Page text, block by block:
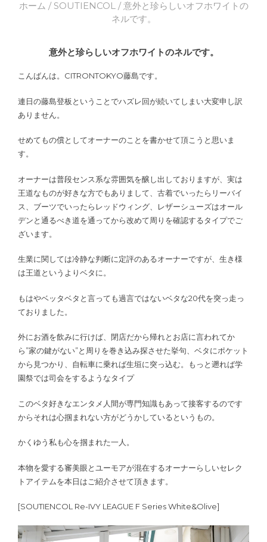
ホーム / SOUTIENCOL/ 意外と珍らしいオフホワイトの
ネルです。
意外と珍らしいオフホワイトのネルです。
こんばんは。CITRONTOKYO藤島です。
連日の藤島登板ということでハズレ回が続いてしまい大変申し訳
ありません。
せめてもの償としてオーナーのことを書かせて頂こうと思いま
す。
オーナーは普段センス系な雰囲気を醸し出しておりますが、実は
王道なものが好きな方でもありまして、古着でいったらリーバイ
ス、ブーツでいったらレッドウィング、レザーシューズはオール
デンと通るべき道を通ってから改めて周りを確認するタイプでご
ざいます。
生業に関しては冷静な判断に定評のあるオーナーですが、生き様
は王道というよりベタに。
もはやベッタベタと言っても過言ではないベタな20代を突っ走っ
ておりました。
外にお酒を飲みに行けば、閉店だから帰れとお店に言われてか
ら”家の鍵がない”と周りを巻き込み探させた挙句、ベタにポケット
から見つかり、自転車に乗れば生垣に突っ込む。もっと遡れば学
園祭では司会をするようなタイプ
このベタ好きなエンタメ人間が専門知識もあって接客するのです
からそれは心掴まれない方がどうかしているというもの。
かくゆう私も心を掴まれた一人。
本物を愛する審美眼とユーモアが混在するオーナーらしいセレク
トアイテムを本日はご紹介させて頂きます。
[SOUTIENCOL Re-IVY LEAGUE F Series White&Olive]